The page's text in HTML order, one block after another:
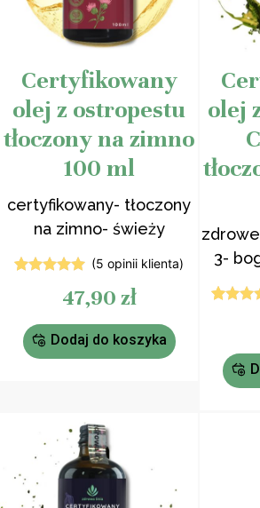
Certyfikowany
olej z ostropestu
tłoczony na zimno
100 ml
certyfikowany- tłoczony
na zimno- świeży
na 5
podstawie
ocen
klientów
(5 opinii klienta)
47,90 zł
Dodaj do koszyka
olej
3-
ocen